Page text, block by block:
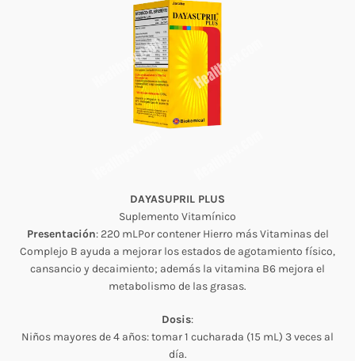
DAYASUPRIL PLUS
Suplemento Vitamínico
Presentación: 220 mLPor contener Hierro más Vitaminas del
Complejo B ayuda a mejorar los estados de agotamiento físico,
cansancio y decaimiento; además la vitamina B6 mejora el
metabolismo de las grasas.
Dosis:
Niños mayores de 4 años: tomar 1 cucharada (15 mL) 3 veces al
día.